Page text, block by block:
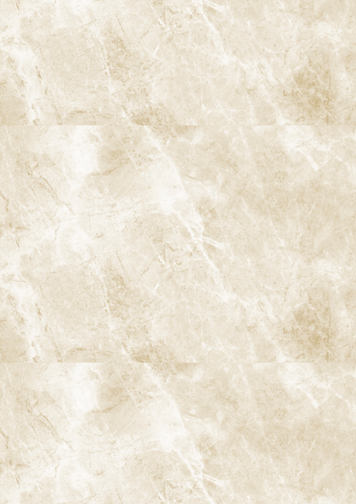
13. 予防と歯科医師の役割
13-1. 予防の提供者としての歯科医師
予防は、歯科医師と患者様が協力して取り組むものです。歯科医
師は、患者様一人ひとりの口腔内の状態を評価し、それに基づい
て個別の予防計画を立てます。定期的なチェックアップを通じて、
患者様が健康な歯を維持できるようサポートします。
13-2. 患者様とのコミュニケーション
予防の成功には、患者様とのコミュニケーションが欠かせませ
ん。歯科医師は、日常のセルフケアや定期検診の重要性を理解し
てもらい、患者様が積極的に予防に取り組むようサポートします。
また、患者様の疑問や不安に対しても適切に答えることで、長期的
な信頼関係を築くことが重要です。
14. 予防と将来の展望
予防の重要性が今後ますます認識される中、歯科医療の未来は